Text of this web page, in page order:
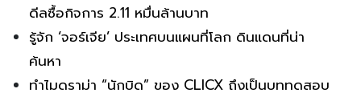
ดีลซื้อกิจการ 2.11 หมื่นล้านบาท
รู้จัก ‘จอร์เจีย’ ประเทศบนแผนที่โลก ดินแดนที่น่า
ค้นหา
ทำไมดราม่า “นักบิด” ของ CLICX ถึงเป็นบททดสอบ